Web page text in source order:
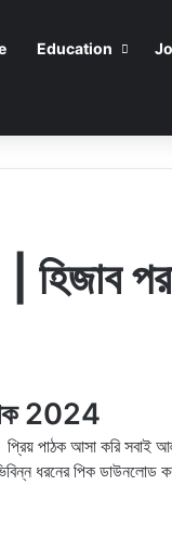
Education
2024
প্রিয় পাঠক আসা করি সবাই
ধরনের পিক ডাউনলোড